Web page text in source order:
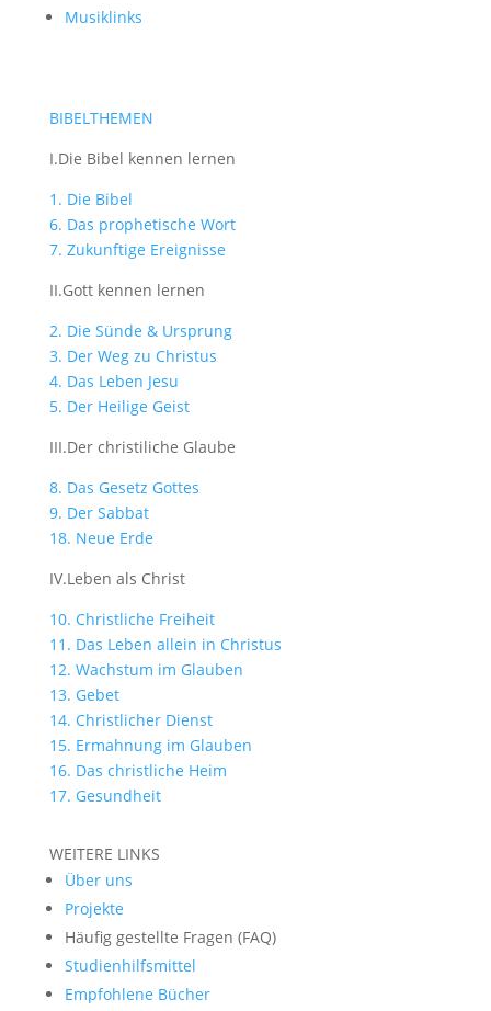
Musiklinks
BIBELTHEMEN
I.Die Bibel kennen lernen
1. Die Bibel
6. Das prophetische Wort
7. Zukunftige Ereignisse
II.Gott kennen lernen
2. Die Sünde & Ursprung
3. Der Weg zu Christus
4. Das Leben Jesu
5. Der Heilige Geist
III.Der christiliche Glaube
8. Das Gesetz Gottes
9. Der Sabbat
18. Neue Erde
IV.Leben als Christ
10. Christliche Freiheit
11. Das Leben allein in Christus
12. Wachstum im Glauben
13. Gebet
14. Christlicher Dienst
15. Ermahnung im Glauben
16. Das christliche Heim
17. Gesundheit
WEITERE LINKS
Über uns
Projekte
Häufig gestellte Fragen (FAQ)
Studienhilfsmittel
Empfohlene Bücher